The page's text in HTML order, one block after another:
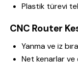
Plastik türevi
CNC Router
Yanma ve iz
Net kenarlar